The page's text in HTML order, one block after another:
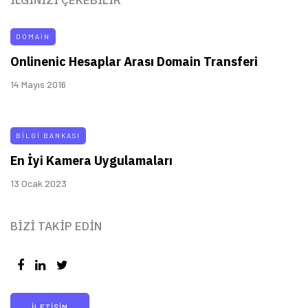
DOMAIN
Onlinenic Hesaplar Arası Domain Transferi
14 Mayıs 2016
BILGI BANKASI
En İyi Kamera Uygulamaları
13 Ocak 2023
BIZI TAKIP EDIN